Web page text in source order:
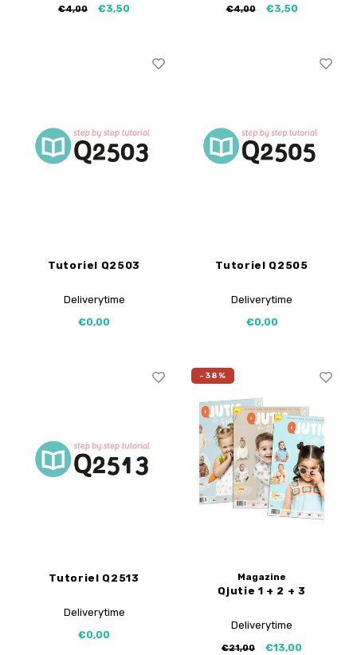
€4,00 €3,50 €4,00 €3,50
Tutoriel Q2503
Deliverytime
€0,00
Tutoriel Q2505
Deliverytime
€0,00
Tutoriel Q2513
Deliverytime
€0,00
-38%
Magazine
Qjutie 1 + 2 + 3
Deliverytime
€21,00 €13,00